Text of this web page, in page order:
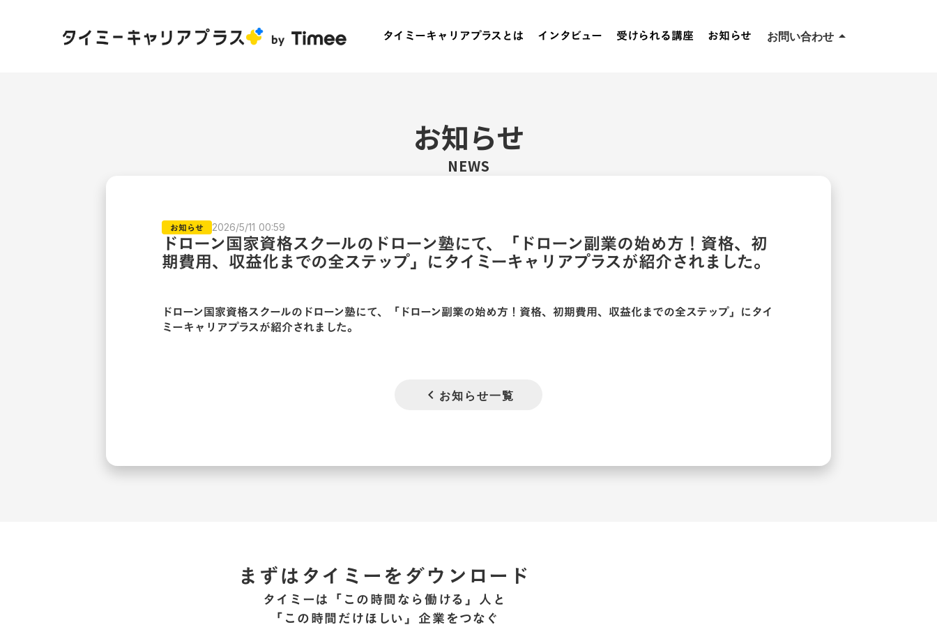
タイミーキャリアプラスとは インタビュー 受けられる講座 お知らせ お問い合わせarrow_drop_up
お知らせ
NEWS
お知らせ 2026/5/11 00:59
ドローン国家資格スクールのドローン塾にて、「ドローン副業の始め方！資格、初
期費用、収益化までの全ステップ」にタイミーキャリアプラスが紹介されました。
ドローン国家資格スクールのドローン塾にて、「 ドローン副業の始め方！資格、初期費用、収益化までの全ステップ」にタイ
ミーキャリアプラスが紹介されました。
chevron_left お知らせ一覧
まずはタイミーをダウンロード
タイミーは「この時間なら働ける」人と
「この時間だけほしい」企業をつなぐ